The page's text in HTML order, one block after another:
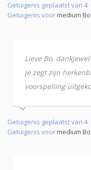
Getuigenis geplaatst van 4
Getuigenis voormedium Bo
Lieve Bo,
je zegt zijn
voorspelling
Getuigenis geplaatst van 4
Getuigenis voormedium Bo